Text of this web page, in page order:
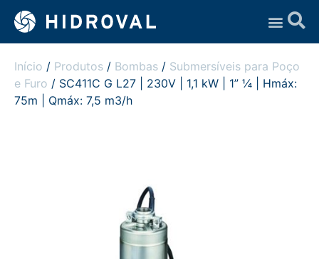
Início / Produtos / Bombas / Submersíveis para Poço
e Furo / SC411C G L27 | 230V | 1,1 kW | 1” ¼ | Hmáx:
75m | Qmáx: 7,5 m3/h